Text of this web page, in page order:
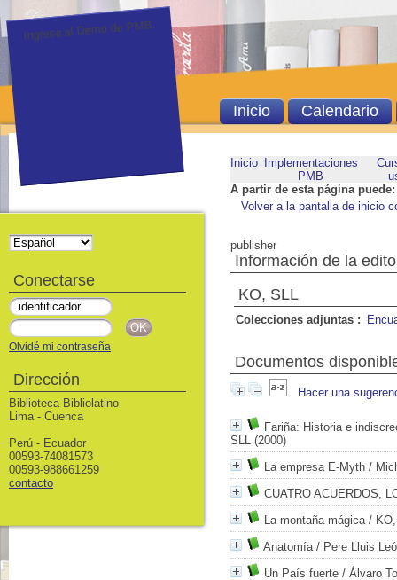
Inicio
Implementaciones
PMB
A partir de esta página puede:
Volver a la pantalla de inicio
publisher
Información de la
KO, SLL
Colecciones adjuntas :
Documentos
Hacer una
Fariña: Historia e
SLL (2000)
La empresa E-Myth /
CUATRO ACUERDOS,
La montaña mágica/ KO,
Anatomía/ Pere Lluis
Un País fuerte / Álvaro
Ingrese al Demo de PMB.
Inicio Calendario
Conectarse
Olvidé mi contraseña
Dirección
Biblioteca Bibliolatino
Lima - Cuenca
Perú - Ecuador
00593-74081573
00593-988661259
contacto